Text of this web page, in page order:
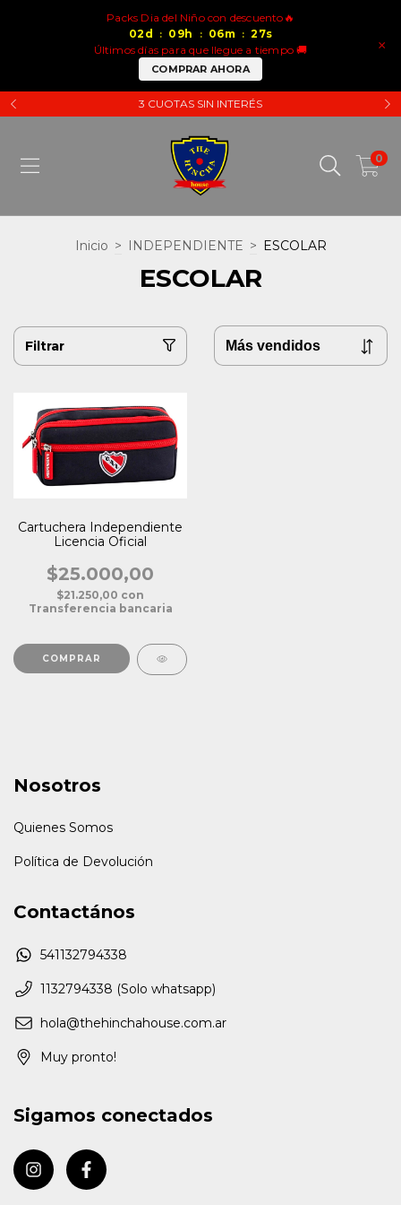
×
Packs Dia del Niño con descuento🔥
02 d : 09h : 06m : 27s
Últimos días para que llegue a tiempo 🚚
COMPRAR AHORA
3 CUOTAS SIN INTERÉS
0
Inicio > INDEPENDIENTE > ESCOLAR
ESCOLAR
Filtrar
Cartuchera Independiente
Licencia Oficial
$25.000,00
$21.250,00 con
Transferencia bancaria
Nosotros
Quienes Somos
Política de Devolución
Contactános
541132794338
1132794338 (Solo whatsapp)
hola@thehinchahouse.com.ar
Muy pronto!
Sigamos conectados